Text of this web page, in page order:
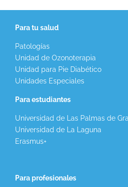
Para tu salud
Patologías
Unidad de Ozonoterapia
Unidad para Pie Diabético
Unidades Especiales
Para estudiantes
Universidad de Las Palmas de
Universidad de La Laguna
Erasmus+
Para profesionales